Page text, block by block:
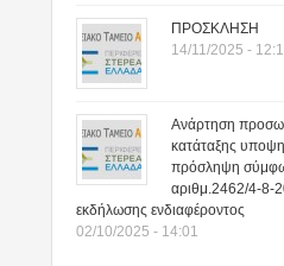
ΠΡΟΣΚΛΗΣΗ
14/11/2025 -
Ανάρτηση
κατάταξης
πρόσληψη
αριθμ.2462/4-8-
εκδήλωσης ενδιαφέροντος
02/10/2025 - 14:01